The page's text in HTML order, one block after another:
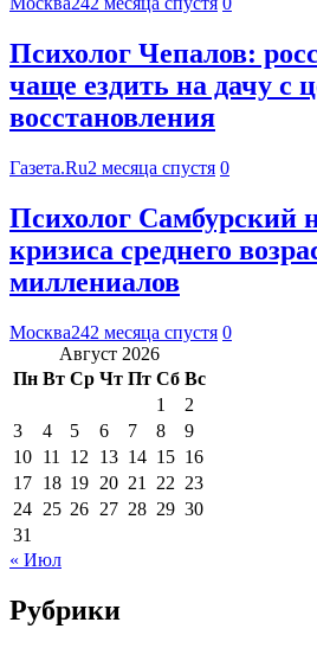
Психолог Чепалов:
чаще ездить на дачу с
восстановления
Газета.Ru2 месяца спустя 0
Психолог Самбурский
кризиса среднего
миллениалов
Москва242 месяца спустя 0
Август 2026
Пн Вт Ср Чт Пт Сб Вс
1
2
3
4 5 6 7 8
9
10 11 12 13 14 15 16
17 18 19 20 21 22 23
24 25 26 27 28 29 30
31
« Июл
Рубрики